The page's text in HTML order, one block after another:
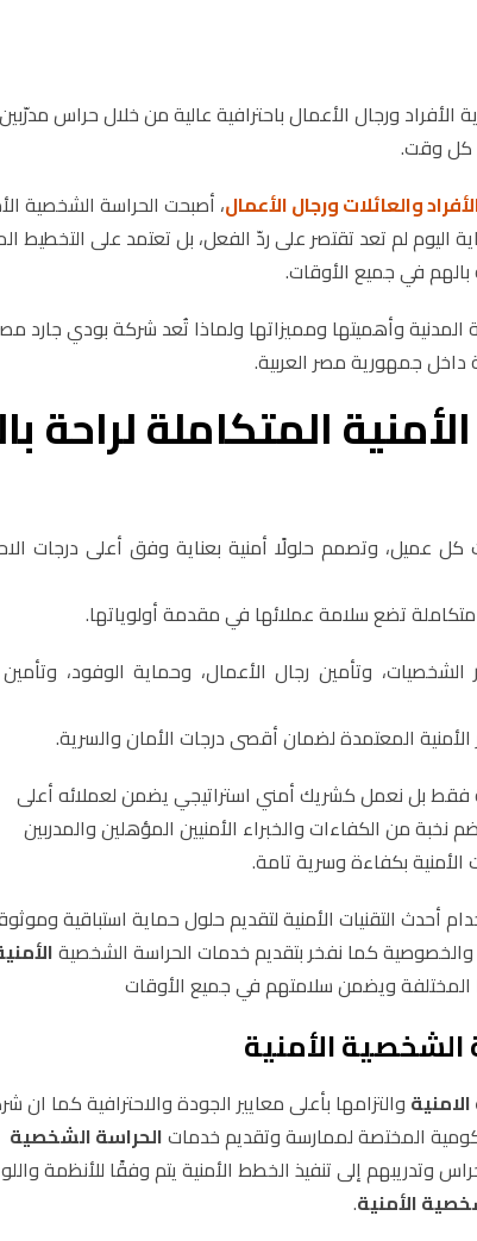
ورجال الأعمال باحترافية عالية من خلال حراس
كل وقت.
والعائلات ورجال الأعمال، أصبحت الحراسة الشخصية
اليوم لم تعد تقتصر على ردّ الفعل، بل تعتمد على التخطيط
بالهم في جميع الأوقات.
وأهميتها ومميزاتها ولماذا تُعد شركة بودي جارد
داخل جمهورية مصر العربية.
المتكاملة لراحة
كل عميل، وتصمم حلولًا أمنية بعناية وفق أعلى درجات
تضع سلامة عملائها في مقدمة أولوياتها.
وتأمين رجال الأعمال، وحماية الوفود، وتأمين
المعتمدة لضمان أقصى درجات الأمان والسرية.
فقط بل نعمل كشريك أمني استراتيجي يضمن لعملائه أعلى
من الكفاءات والخبراء الأمنيين المؤهلين والمدربين
الأمنية بكفاءة وسرية تامة.
أحدث التقنيات الأمنية لتقديم حلول حماية استباقية
والخصوصية كما نفخر بتقديم خدمات الحراسة الشخصية
المختلفة ويضمن سلامتهم في جميع الأوقات
الأمنية
والتزامها بأعلى معايير الجودة والاحترافية كما ان
المختصة لممارسة وتقديم خدماتالحراسة الشخصية
وتدريبهم إلى تنفيذ الخطط الأمنية يتم وفقًا للأنظمة
الأمنية.